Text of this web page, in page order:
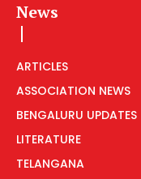
News
ARTICLES
ASSOCIATION NEWS
BENGALURU UPDATES
LITERATURE
TELANGANA